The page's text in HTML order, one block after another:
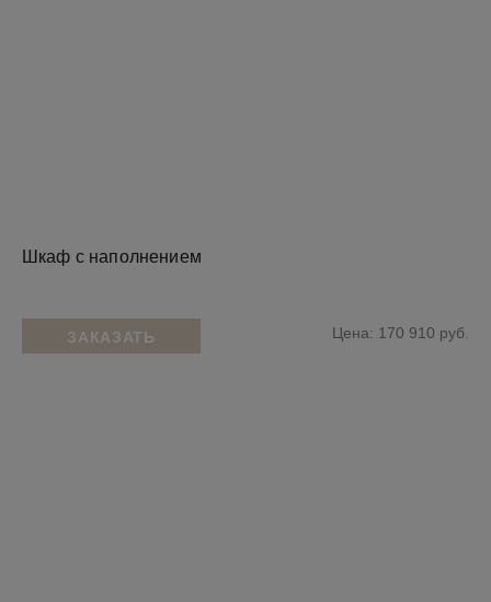
Шкаф с наполнением
ЗАКАЗАТЬ Цена: 170 910 руб.